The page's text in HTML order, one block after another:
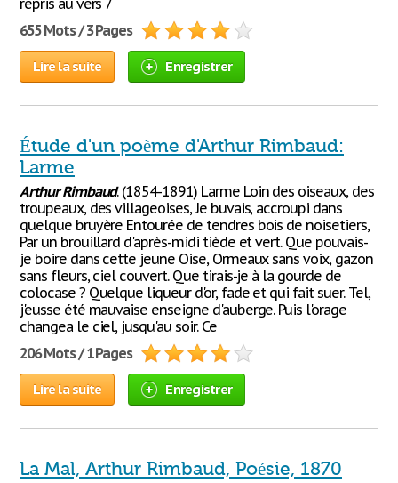
repris au vers 7
655 Mots / 3 Pages
Lire la suite Enregistrer
Étude d'un poème d'Arthur Rimbaud:
Larme
ArthurRimbaud. (1854-1891) Larme Loin des oiseaux, des
troupeaux, des villageoises, Je buvais, accroupi dans
quelque bruyère Entourée de tendres bois de noisetiers,
Par un brouillard d'après-midi tiède et vert. Que pouvais-
je boire dans cette jeune Oise, Ormeaux sans voix, gazon
sans fleurs, ciel couvert. Que tirais-je à la gourde de
colocase ? Quelque liqueur d'or, fade et qui fait suer. Tel,
j'eusse été mauvaise enseigne d'auberge. Puis l'orage
changea le ciel, jusqu'au soir. Ce
206 Mots / 1 Pages
Lire la suite Enregistrer
La Mal, Arthur Rimbaud, Poésie, 1870